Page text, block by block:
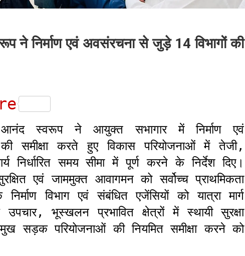
निर्माण एवं अवसंरचना से जुड़े 14 विभागों की
स्वरूप ने आयुक्त सभागार में निर्माण एवं
समीक्षा करते हुए विकास परियोजनाओं में तेजी,
निर्धारित समय सीमा में पूर्ण करने के निर्देश दिए।
एवं जाममुक्त आवागमन को सर्वोच्च प्राथमिकता
निर्माण विभाग एवं संबंधित एजेंसियों को यात्रा मार्ग
भूस्खलन प्रभावित क्षेत्रों में स्थायी सुरक्षा
सड़क परियोजनाओं की नियमित समीक्षा करने को